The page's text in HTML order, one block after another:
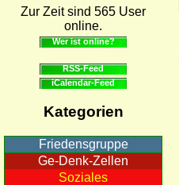
Zur Zeit sind 565 User
online.
Wer ist online?
RSS-Feed
iCalendar-Feed
Kategorien
Friedensgruppe
Ge-Denk-Zellen
Soziales